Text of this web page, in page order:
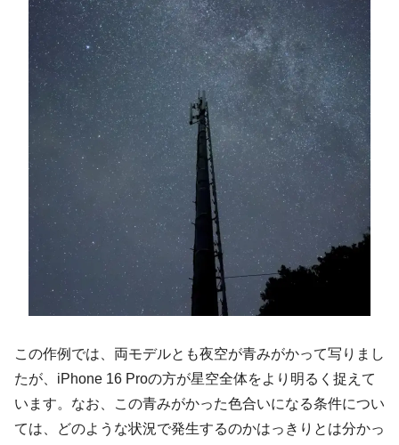
この作例では、両モデルとも夜空が青みがかって写りまし
たが、iPhone 16 Proの方が星空全体をより明るく捉えて
います。なお、この青みがかった色合いになる条件につい
ては、どのような状況で発生するのかはっきりとは分かっ